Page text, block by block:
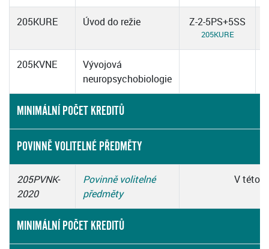
205KURE Úvod do režie Z-2-5PS+5SS
205KURE
205KVNE
Vývojová
neuropsychobiologie
MINIMÁLNÍ POČET KREDITŮ
POVINNĚ VOLITELNÉ PŘEDMĚTY
205PVNK-
2020
Povinně volitelné
předměty
V této
MINIMÁLNÍ POČET KREDITŮ